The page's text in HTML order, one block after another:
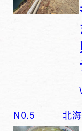
N0. 5 北